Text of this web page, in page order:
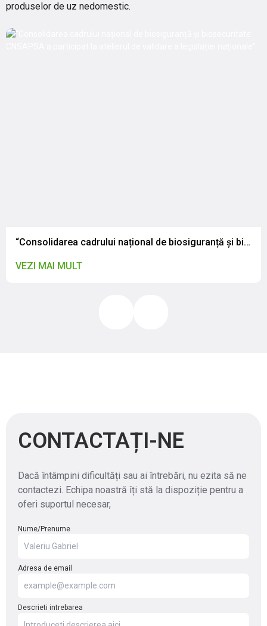
produselor de uz nedomestic.
“Consolidarea cadrului național de biosiguranță și biosecuritate: CNSAPSA a participat la atelierul de validare a legislației naționale”
VEZI MAI MULT
CONTACTAȚI-NE
Dacă întâmpini dificultăți sau ai întrebări, nu ezita să ne
contactezi. Echipa noastră îți stă la dispoziție pentru a
oferi suportul necesar,
Nume/Prenume
Adresa de email
Descrieti intrebarea